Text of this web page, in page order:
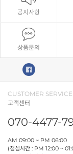
공지사항
상품문의
CUSTOMER SERVICE
고객센터
070-4477-
AM 09:00 ~ PM 06:00
(점심시간 : PM 12:00 ~